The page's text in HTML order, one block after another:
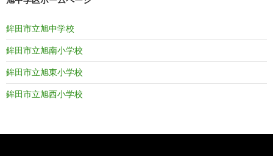
鉾田市立旭中学校
鉾田市立旭南小学校
鉾田市立旭東小学校
鉾田市立旭西小学校